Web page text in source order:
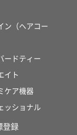
ン（ヘアコー
ードティー
イト
ケア機器
ッショナル
登録